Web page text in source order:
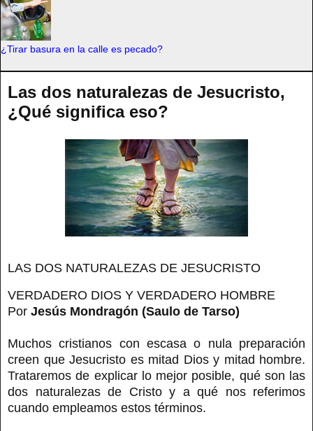
¿Tirar basura en la calle es pecado?
Las dos naturalezas de Jesucristo,
¿Qué significa eso?
LAS DOS NATURALEZAS DE JESUCRISTO
VERDADERO DIOS Y VERDADERO HOMBRE
Por Jesús Mondragón (Saulo de Tarso)
Muchos cristianos con escasa o nula preparación
creen que Jesucristo es mitad Dios y mitad hombre.
Trataremos de explicar lo mejor posible, qué son las
dos naturalezas de Cristo y a qué nos referimos
cuando empleamos estos términos.